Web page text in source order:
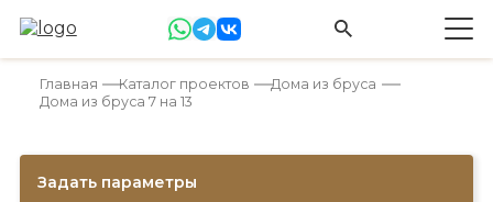
Главная Каталог проектов
Дома из бруса
Дома из бруса 7 на 13
Задать параметры